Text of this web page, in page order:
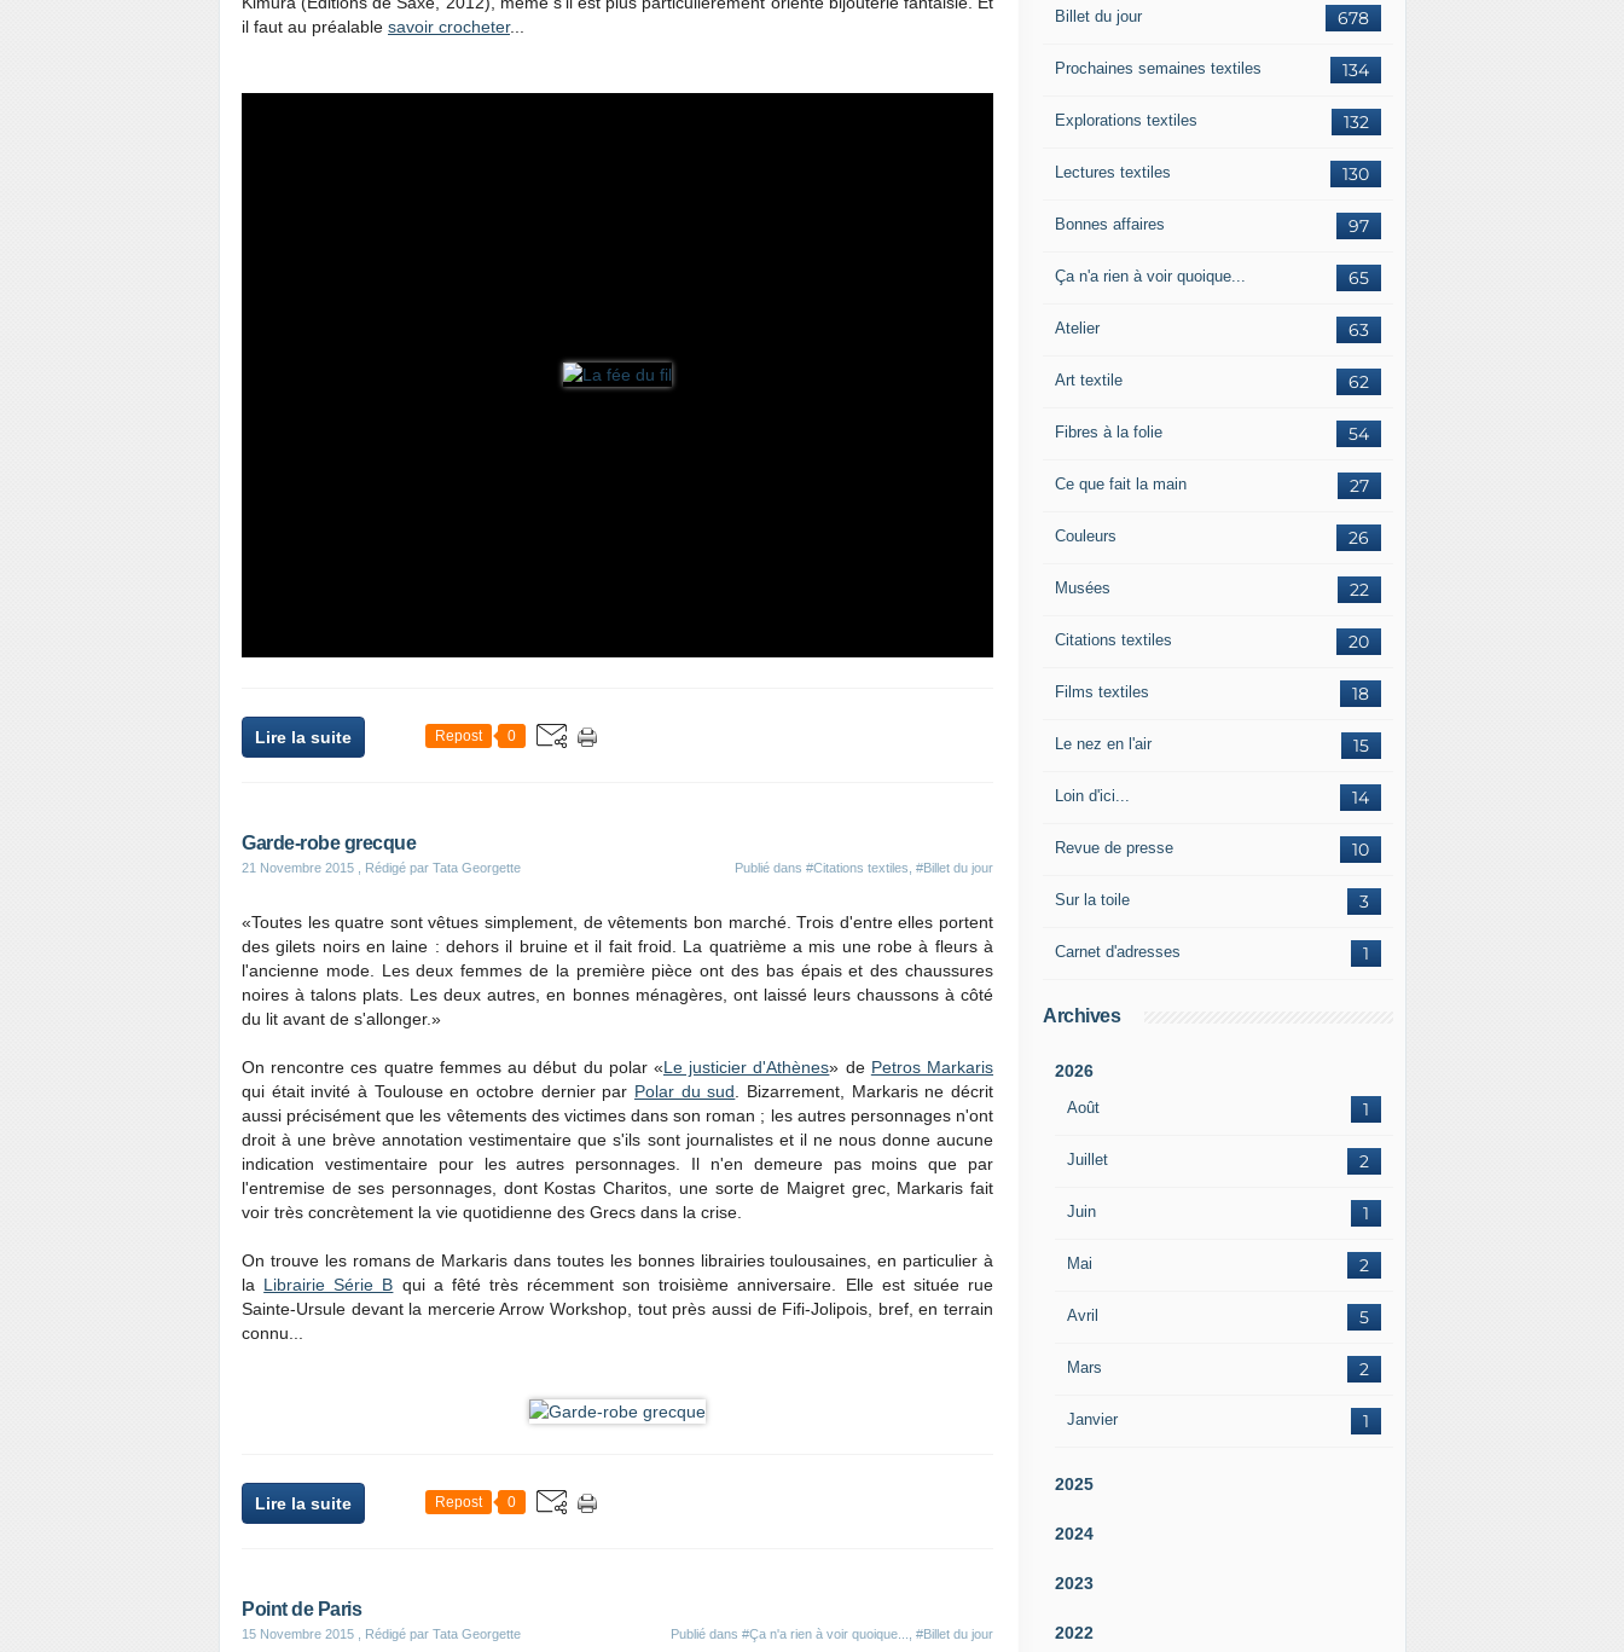
il faut au préalable savoir crocheter...
Lire la suite Repost 0
Garde-robe grecque
21 Novembre 2015 , Rédigé par Tata Georgette Publié dans #Citations textiles #Billet du jour
«Toutes les quatre sont vêtues simplement, de vêtements bon marché. Trois d'entre elles portent
des gilets noirs en laine : dehors il bruine et il fait froid. La quatrième a mis une robe à fleurs à
l'ancienne mode. Les deux femmes de la première pièce ont des bas épais et des chaussures
noires à talons plats. Les deux autres, en bonnes ménagères, ont laissé leurs chaussons à côté
du lit avant de s'allonger.»
On rencontre ces quatre femmes au début du polar «Le justicier d'Athènes» de Petros Markaris
qui était invité à Toulouse en octobre dernier par Polar du sud . Bizarrement, Markaris ne décrit
aussi précisément que les vêtements des victimes dans son roman ; les autres personnages n'ont
droit à une brève annotation vestimentaire que s'ils sont journalistes et il ne nous donne aucune
indication vestimentaire pour les autres personnages. Il n'en demeure pas moins que par
l'entremise de ses personnages, dont Kostas Charitos, une sorte de Maigret grec, Markaris fait
voir très concrètement la vie quotidienne des Grecs dans la crise.
On trouve les romans de Markaris dans toutes les bonnes librairies toulousaines, en particulier à
la Librairie Série B qui a fêté très récemment son troisième anniversaire. Elle est située rue
Sainte-Ursule devant la mercerie Arrow Workshop, tout près aussi de Fifi-Jolipois, bref, en terrain
connu...
Lire la suite Repost 0
Point de Paris
15 Novembre 2015 , Rédigé par Tata Georgette Publié dans #Ça n'a rien à voir quoique... #Billet du jour
678
Billet du jour
134
Prochaines semaines textiles
132
Explorations textiles
130
Lectures textiles
97
Bonnes affaires
65
Ça n'a rien à voir quoique...
63
Atelier
62
Art textile
54
Fibres à la folie
27
Ce que fait la main
26
Couleurs
22
Musées
20
Citations textiles
18
Films textiles
15
Le nez en l'air
14
Loin d'ici...
10
Revue de presse
3
Sur la toile
1
Carnet d'adresses
Archives
2026
Août 1
Juillet 2
Juin 1
Mai 2
Avril 5
Mars 2
Janvier 1
2025
2024
2023
2022